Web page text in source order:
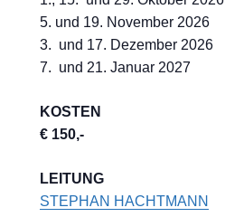
5. und 19. November 2026
3. und 17. Dezember 2026
7. und 21. Januar 2027
KOSTEN
€ 150,-
LEITUNG
STEPHAN HACHTMANN